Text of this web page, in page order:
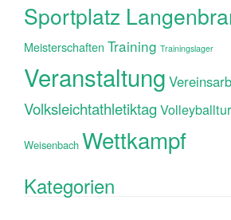
Sportplatz
Meisterschaften Training Trainingslager
Veranstaltung
Volksleichtathletiktag
Weisenbach Wettkampf
Kategorien